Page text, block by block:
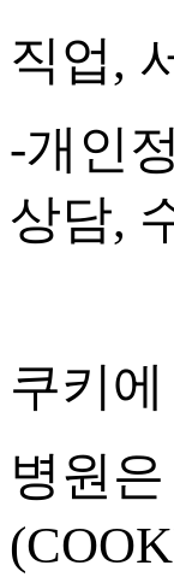
직업,
-개인
상담,
쿠키
병원